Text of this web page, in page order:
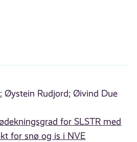
Øystein Rudjord; Øivind Due
for SLSTR med
for snø og is i NVE